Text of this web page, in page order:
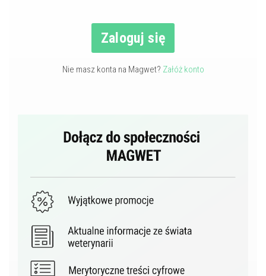
Zaloguj się
Nie masz konta na Magwet? Załóż konto